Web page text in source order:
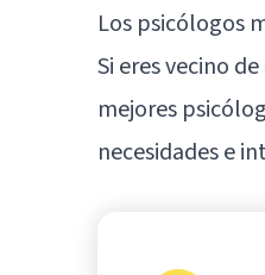
Los psicólogos
Si eres vecino
mejores
necesidades e